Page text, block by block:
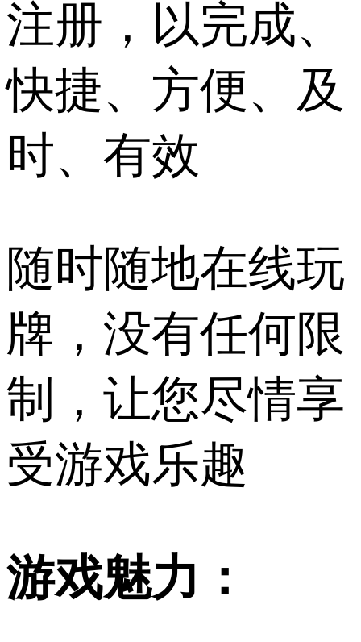
注册，以完成、
快捷、方便、及
时、有效
随时随地在线玩
牌，没有任何限
制，让您尽情享
受游戏乐趣
游戏魅力：